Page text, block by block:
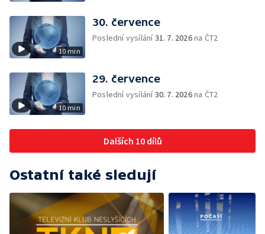
10 min
30. července
Poslední vysílání31. 7. 2026na ČT2
10 min
29. července
Poslední vysílání30. 7. 2026na ČT2
Dalších 10 dílů
Ostatní také sledují